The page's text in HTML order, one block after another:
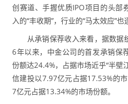
创赛道、手握优质IPO项目的头部
入的“丰收期”，行业的“马太效应”也
从承销保荐收入来看，据数据
6年以来，中金公司的首发承销保
份额达24.4%，占据市场近乎“半壁
信建投以7.97亿元占据17.53%的
7亿元占据13.34%的市场份额。